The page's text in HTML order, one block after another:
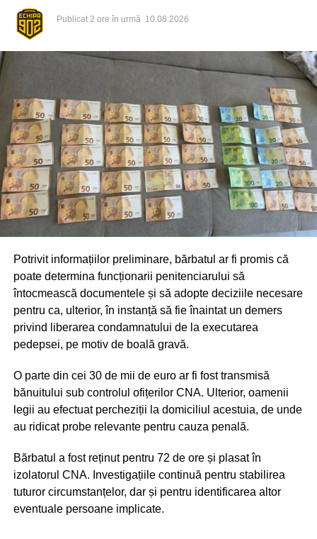
Publicat 2 ore în urmă 10.08.2026
Potrivit informațiilor preliminare, bărbatul ar fi promis că
poate determina funcționarii penitenciarului să
întocmească documentele și să adopte deciziile necesare
pentru ca, ulterior, în instanță să fie înaintat un demers
privind liberarea condamnatului de la executarea
pedepsei, pe motiv de boală gravă.
O parte din cei 30 de mii de euro ar fi fost transmisă
bănuitului sub controlul ofițerilor CNA. Ulterior, oamenii
legii au efectuat percheziții la domiciliul acestuia, de unde
au ridicat probe relevante pentru cauza penală.
Bărbatul a fost reținut pentru 72 de ore și plasat în
izolatorul CNA. Investigațiile continuă pentru stabilirea
tuturor circumstanțelor, dar și pentru identificarea altor
eventuale persoane implicate.